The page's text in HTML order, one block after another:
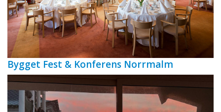
Bygget Fest & Konferens Norrmalm